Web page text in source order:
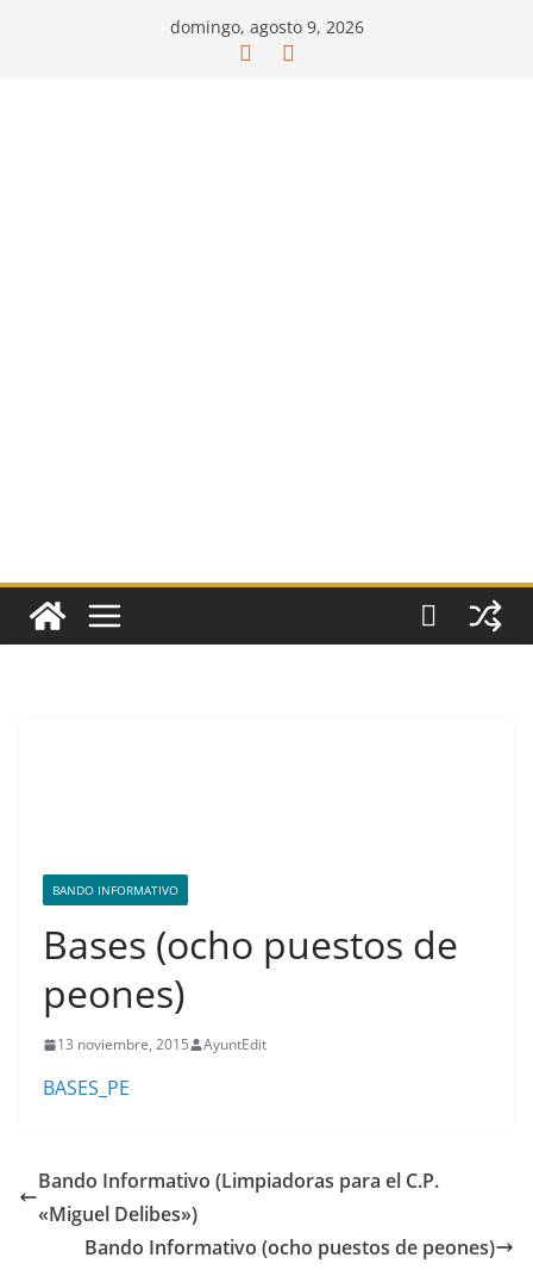
domingo, agosto 9, 2026
BANDO INFORMATIVO
Bases (ocho puestos de
peones)
13 noviembre, 2015 AyuntEdit
BASES_PE
Bando Informativo (Limpiadoras para el C.P.
«Miguel Delibes»)
Bando Informativo (ocho puestos de peones)